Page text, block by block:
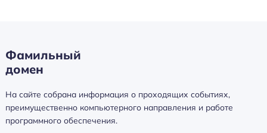
Фамильный
домен
На сайте собрана информация о проходящих событиях,
преимущественно компьютерного направления и работе
программного обеспечения.